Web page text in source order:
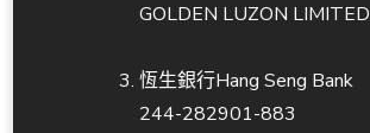
GOLDEN LUZON LIMITED
恆生銀行Hang Seng Bank
244-282901-883